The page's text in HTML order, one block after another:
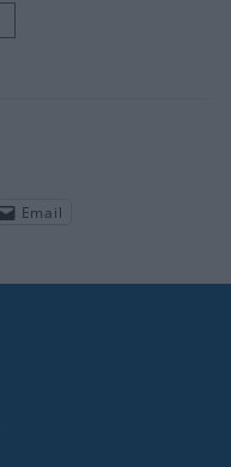
Email